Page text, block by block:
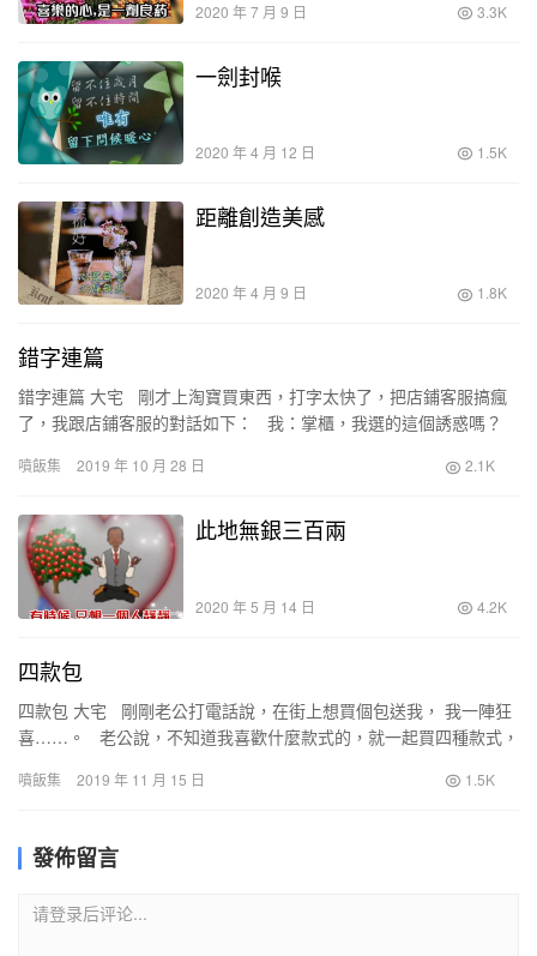
2020 年 7 月 9 日 3.3K
一劍封喉
2020 年 4 月 12 日 1.5K
距離創造美感
2020 年 4 月 9 日 1.8K
錯字連篇
錯字連篇 大宅 剛才上淘寶買東西，打字太快了，把店鋪客服搞瘋
了，我跟店鋪客服的對話如下： 我：掌櫃，我選的這個誘惑嗎？
噴飯集 2019 年 10 月 28 日 2.1K
此地無銀三百兩
2020 年 5 月 14 日 4.2K
四款包
四款包 大宅 剛剛老公打電話說，在街上想買個包送我， 我一陣狂
喜……。 老公說，不知道我喜歡什麼款式的，就一起買四種款式，
噴飯集 2019 年 11 月 15 日 1.5K
發佈留言
请登录后评论...